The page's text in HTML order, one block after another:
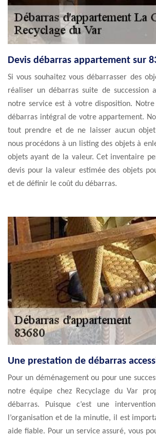
Devis débarras appartement sur
Si vous souhaitez vous débarrasser des
réaliser un débarras suite de succession
notre service est à votre disposition. Notre
débarras intégral de votre appartement.
tout prendre et de ne laisser aucun
nous procédons à un listing des objets à
objets ayant de la valeur. Cet inventaire
devis pour la valeur estimée des objets
et de définir le coût du débarras.
Une prestation de débarras
Pour un déménagement ou pour une
notre équipe chez Recyclage du Var
débarras. Puisque c’est une
l’organisation et de la minutie, il est
aide fiable. Pour un service assuré, vous